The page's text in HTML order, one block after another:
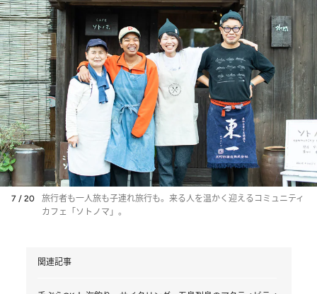
7 / 20
旅行者も一人旅も子連れ旅行も。来る人を温かく迎えるコミュニティ
カフェ「ソトノマ」。
関連記事